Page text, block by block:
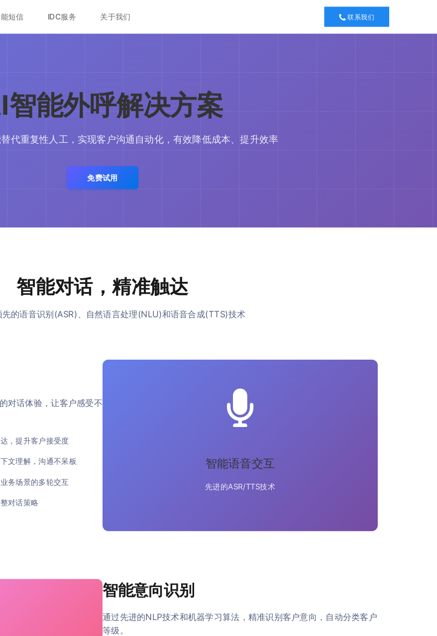
短信 IDC服务 关于我们 联系我们
智能外呼解决方案
代重复性人工，实现客户沟通自动化，有效降低成本、提升效率
免费试用
智能对话，精准触达
先的语音识别(ASR)、自然语言处理(NLU)和语音合成(TTS)技术
对话体验，让客户感受不
，提升客户接受度
文理解，沟通不呆板
务场景的多轮交互
对话策略
智能语音交互
先进的ASR/TTS技术
智能意向识别
通过先进的NLP技术和机器学习算法，精准识别客户意向，自动分类客户
等级。